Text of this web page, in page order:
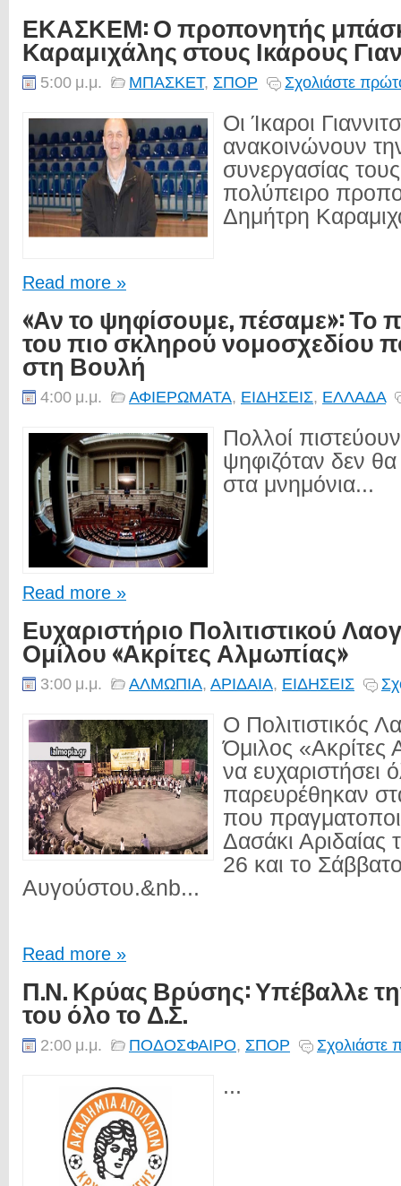
ΕΚΑΣΚΕΜ: Ο προπονητής
Καραμιχάλης στους Ικάρους
5:00 μ.μ. ΜΠΑΣΚΕΤ, ΣΠΟΡ Σχολιάστε
Οι Ίκαροι
ανακοινώνουν
συνεργασίας
πολύπειρο
Δημήτρη
Read more »
«Αν το ψηφίσουμε, πέσαμε»: Το
του πιο σκληρού νομοσχεδίου
στη Βουλή
4:00 μ.μ. ΑΦΙΕΡΩΜΑΤΑ, ΕΙΔΗΣΕΙΣ, ΕΛΛΑΔΑ
Πολλοί
ψηφιζόταν δεν
στα μνημόνια...
Read more »
Ευχαριστήριο Πολιτιστικού
Ομίλου «Ακρίτες Αλμωπίας»
3:00 μ.μ. ΑΛΜΩΠΙΑ, ΑΡΙΔΑΙΑ, ΕΙΔΗΣΕΙΣ
Ο Πολιτιστικός
Όμιλος «Ακρίτες
να ευχαριστήσει
παρευρέθηκαν
που
Δασάκι Αριδαίας
26 και το
Αυγούστου.&nb...
Read more »
Π.Ν. Κρύας Βρύσης: Υπέβαλλε
του όλο το Δ.Σ.
2:00 μ.μ. ΠΟΔΟΣΦΑΙΡΟ, ΣΠΟΡ Σχολιάστε
...